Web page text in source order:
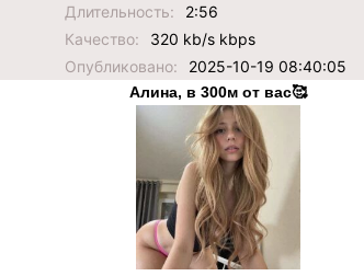
Длительность:
2:56
Качество:
320 kb/s kbps
Опубликовано:
2025-10-19 08:40:05
Алина, в 300м от вас🥰